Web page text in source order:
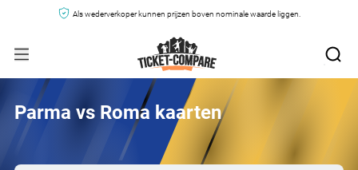
Als wederverkoper kunnen prijzen boven nominale waarde liggen.
Parma vs Roma kaarten